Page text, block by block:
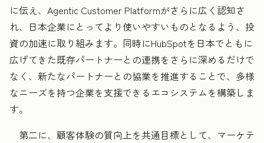
に伝え、Agentic Customer Platformがさらに広く認知さ
れ、日本企業にとってより使いやすいものとなるよう、投
資の加速に取り組みます。同時にHubSpotを日本でともに
広げてきた既存パートナーとの連携をさらに深めるだけで
なく、新たなパートナーとの協業を推進することで、多様
なニーズを持つ企業を支援できるエコシステムを構築しま
す。
第二に、顧客体験の質向上を共通目標として、マーケテ